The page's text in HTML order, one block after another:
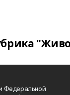
Федеральной